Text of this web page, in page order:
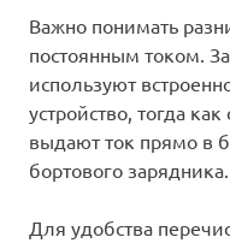
Важно понимать
постоянным током.
используют
устройство, тогда
выдают ток прямо в
бортового зарядника.
Для удобства